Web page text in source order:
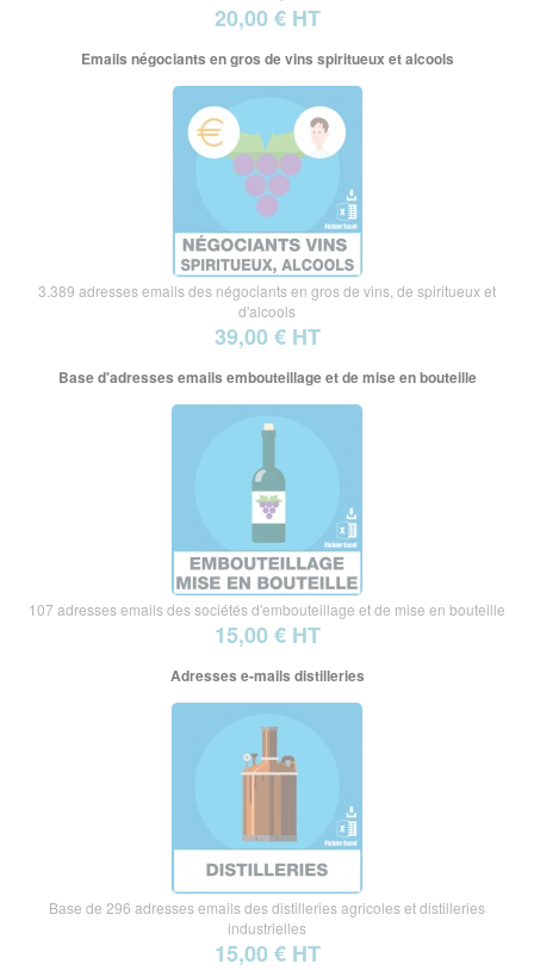
20,00 € HT
Emails négociants en gros de vins spiritueux et alcools
3.389 adresses emails des négociants en gros de vins, de spiritueux et
d'alcools
39,00 € HT
Base d'adresses emails embouteillage et de mise en bouteille
107 adresses emails des sociétés d'embouteillage et de mise en bouteille
15,00 € HT
Adresses e-mails distilleries
Base de 296 adresses emails des distilleries agricoles et distilleries
industrielles
15,00 € HT